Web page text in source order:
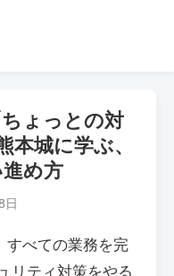
ちょっとの対
城に学ぶ、
め方
日
すべての業務を完
リティ対策をやる